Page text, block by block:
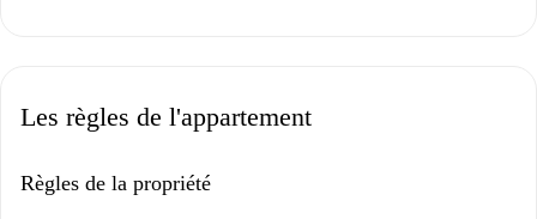
vous au Carrefour Market pour vos besoins quotidiens ou dînez dans des
comme Ventana et Fresque Galactic sont également à proximité, offrant
des expériences culturelles et bien plus encore. Adoptez un style de vie
Les règles de l'appartement
Règles de la propriété